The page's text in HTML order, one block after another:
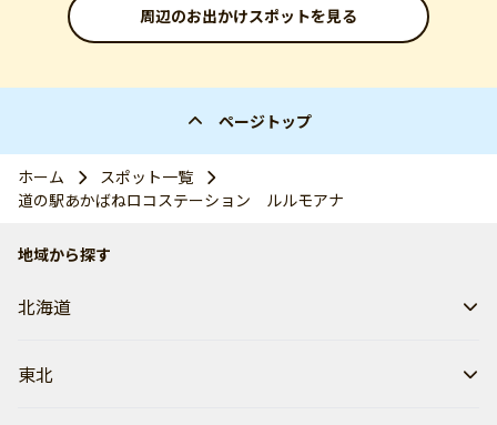
周辺のお出かけスポットを見る
ページトップ
ホーム
スポット一覧
道の駅あかばねロコステーション ルルモアナ
地域から探す
北海道
東北